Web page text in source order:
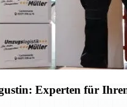
Experten für